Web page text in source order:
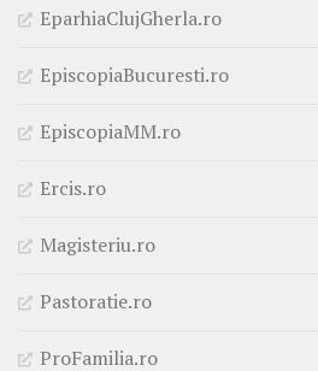
EparhiaClujGherla.ro
EpiscopiaBucuresti.ro
EpiscopiaMM.ro
Ercis.ro
Magisteriu.ro
Pastoratie.ro
ProFamilia.ro